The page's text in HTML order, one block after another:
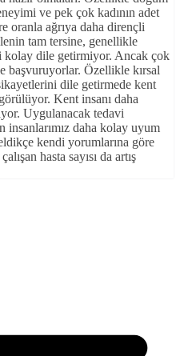
ve pek çok kadının adet
oranla ağrıya daha dirençli
tam tersine, genellikle
kolay dile getirmiyor. Ancak çok
başvuruyorlar. Özellikle kırsal
dile getirmede kent
Kent insanı daha
Uygulanacak tedavi
insanlarımız daha kolay uyum
kendi yorumlarına göre
hasta sayısı da artış